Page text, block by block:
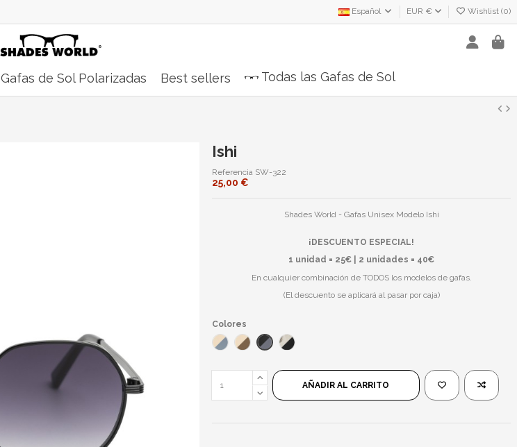
Español EUR € Wishlist (0)
Gafas de Sol Polarizadas Best sellers Todas las Gafas de Sol
Ishi
Referencia SW-322
25,00 €
Shades World - Gafas Unisex Modelo Ishi
¡DESCUENTO ESPECIAL!
1 unidad = 25€ | 2 unidades = 40€
En cualquier combinación de TODOS los modelos de gafas.
(El descuento se aplicará al pasar por caja)
Colores
Dorado/Azul
Dorado/Marrón
Negro/NegroPlateado/Negro
AÑADIR AL CARRITO